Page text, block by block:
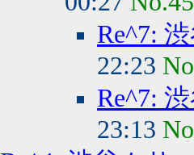
Re^7:
22:23
Re^7:
23:13